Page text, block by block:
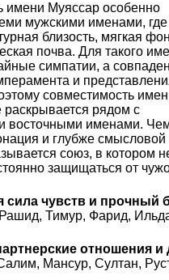
имени Муяссар особенно
мужскими именами, где
близость, мягкая
почва. Для такого
симпатии, а
и
совместимость
рядом с
восточными именами.
и глубже смысловой
союз, в котором
защищаться от
сила чувств и прочный
Тимур, Фарид,
отношения и
Мансур, Султан,